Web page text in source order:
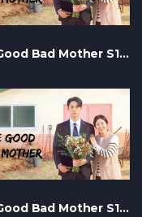
The Good Bad Mother S1 – Epizoda 10
The Good Bad Mother S1 – Epizoda 12